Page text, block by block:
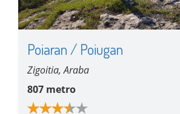
Poiaran / Poiugan
Zigoitia, Araba
807 metro